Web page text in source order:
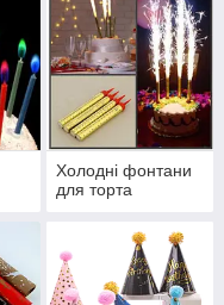
Холодні фонтани
для торта